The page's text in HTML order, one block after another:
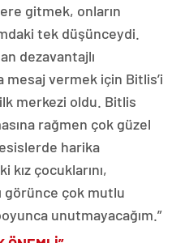
gitmek, onların
tek düşünceydi.
dezavantajlı
mesaj vermek için Bitlis’i
merkezi oldu. Bitlis
rağmen çok güzel
harika
kız çocuklarını,
görünce çok mutlu
unutmayacağım.”